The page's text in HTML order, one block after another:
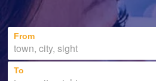
Notizie
Chi siamo
From
To